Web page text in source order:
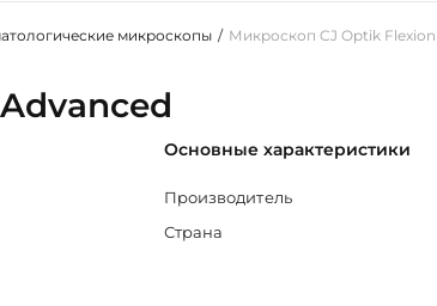
микроскопы / Микроскоп CJ Optik
Основные характеристики
Производитель
Страна